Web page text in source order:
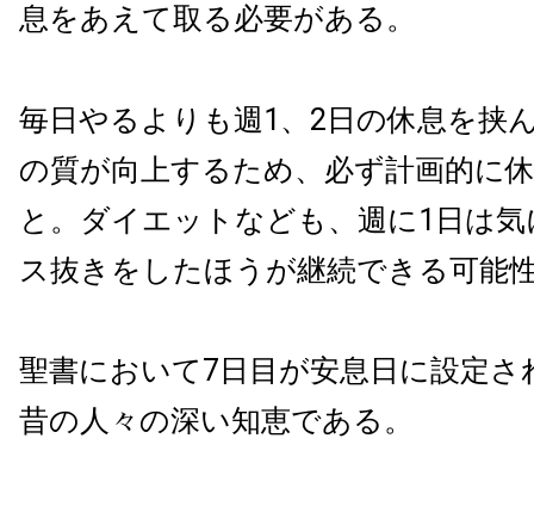
息をあえて取る必要がある。
毎日やるよりも週1、2日の休息を挟
の質が向上するため、必ず計画的に
と。ダイエットなども、週に1日は
ス抜きをしたほうが継続できる可能
聖書において7日目が安息日に設定
昔の人々の深い知恵である。